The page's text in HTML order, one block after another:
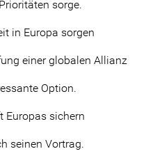
sorge.
in Europa sorgen
einer globalen Allianz
Option.
Europas sichern
seinen Vortrag.